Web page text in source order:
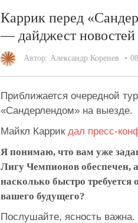
Каррик перед
— дайджест новостей
Автор: Александр Коренев
Приближается очередной
«Сандерлендом» на выезде.
Майкл Каррик дал пресс-
Я понимаю, что вам уже
Лигу Чемпионов обеспечен,
насколько быстро
вашего будущего?
Послушайте, ясность